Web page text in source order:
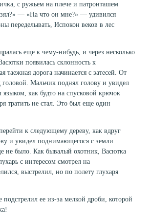
с ружьем на плече и патронташем
— «На что он мне?» — удивился
переделывать, Испокон веков в лес
еще к чему-нибудь, и через несколько
появилась склон­ность к
дорога начинается с затесей. От
головой. Мальчик под­нял голову и увидел
как будто на спусковой крючок
тратить не стал. Это был еще один
к следующему дереву, как вдруг
и увидел поднимающегося с земли
не было. Как бывалый охотник, Васютка
с интересом смот­рел на
выстрелил, но по полету глухаря
ее из-за мелкой дроби, которой